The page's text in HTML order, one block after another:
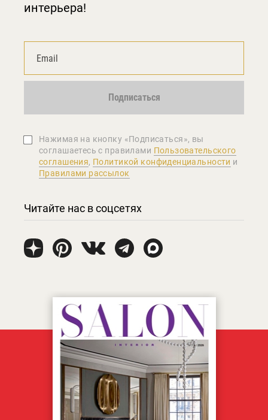
интерьера!
Подписаться
Нажимая на кнопку «Подписаться», вы
соглашаетеcь с правилами Пользовательского
соглашения, Политикой конфиденциальности и
Правилами рассылок
Читайте нас в соцсетях